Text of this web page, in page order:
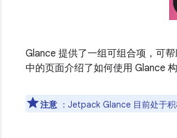
Glance 提供了一组可组合项，可
中的页面介绍了如何使用 Glance 构
注意 ：Jetpack Glance 目前处于